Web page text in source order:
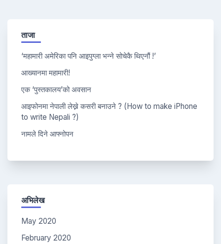
ताजा
‘महामारी अमेरिका पनि आइपुग्ला भन्ने सोचेकै थिएनौं !’
आख्यानमा महामारी!
एक ‘पुस्तकालय’को अवसान
आइफोनमा नेपाली लेख्ने कसरी बनाउने ? (How to make iPhone
to write Nepali ?)
नामले दिने आफ्नोपन
अभिलेख
May 2020
February 2020